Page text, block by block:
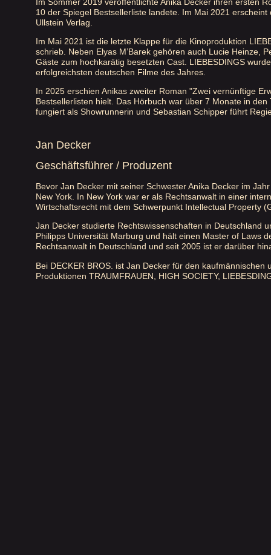
10 der Spiegel Bestsellerliste landete. Im Mai 2021
Ullstein Verlag.
Im Mai 2021 ist die letzte Klappe für die Kinoproduktion
schrieb. Neben Elyas M’Barek gehören auch Lucie Heinze,
Gäste zum hochkarätig besetzten Cast. LIEBESDINGS
erfolgreichsten deutschen Filme des Jahres.
In 2025 erschien Anikas zweiter Roman "Zwei vernünftige
Bestsellerlisten hielt. Das Hörbuch war über 7 Monate in
fungiert als Showrunnerin und Sebastian Schipper führt
Jan Decker
Geschäftsführer / Produzent
Bevor Jan Decker mit seiner Schwester Anika Decker im
New York. In New York war er als Rechtsanwalt in einer
Wirtschaftsrecht mit dem Schwerpunkt Intellectual Property
Jan Decker studierte Rechtswissenschaften in Deutschland
Philipps Universität Marburg und hält einen Master of Laws
Rechtsanwalt in Deutschland und seit 2005 ist er darüber
Bei DECKER BROS. ist Jan Decker für den
Produktionen TRAUMFRAUEN, HIGH SOCIETY,